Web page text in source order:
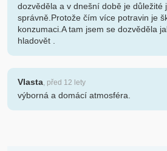
dozvěděla a v dnešní době je důležité
správně.Protože čím více potravin je
konzumaci.A tam jsem se dozvěděla
hladovět .
Vlasta, před 12 lety
výborná a domácí atmosféra.